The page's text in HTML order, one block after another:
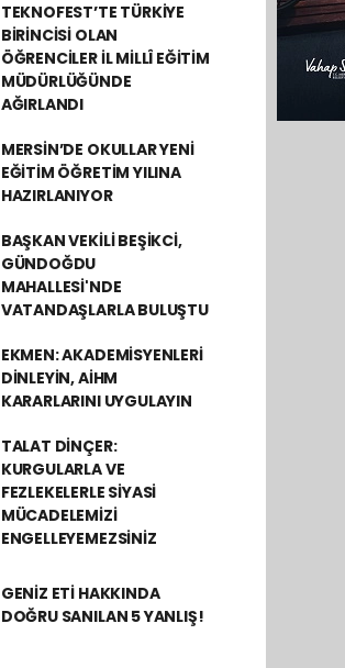
TEKNOFEST’TE TÜRKİYE
BİRİNCİSİ OLAN
ÖĞRENCİLER İL MİLLÎ EĞİTİM
MÜDÜRLÜĞÜNDE
AĞIRLANDI
MERSİN’DE OKULLAR YENİ
EĞİTİM ÖĞRETİM YILINA
HAZIRLANIYOR
BAŞKAN VEKİLİ BEŞİKCİ,
GÜNDOĞDU
MAHALLESİ'NDE
VATANDAŞLARLA BULUŞTU
EKMEN: AKADEMİSYENLERİ
DİNLEYİN, AİHM
KARARLARINI UYGULAYIN
TALAT DİNÇER:
KURGULARLA VE
FEZLEKELERLE SİYASİ
MÜCADELEMİZİ
ENGELLEYEMEZSİNİZ
GENİZ ETİ HAKKINDA
DOĞRU SANILAN 5 YANLIŞ!